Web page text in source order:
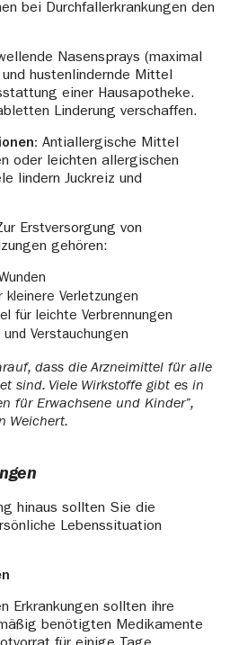
bei Durchfallerkrankungen den
Nasensprays (maximal
hustenlindernde Mittel
einer Hausapotheke.
Linderung verschaffen.
Antiallergische Mittel
oder leichten allergischen
lindern Juckreiz und
Erstversorgung von
gehören:
kleinere Verletzungen
für leichte Verbrennungen
Verstauchungen
dass die Arzneimittel für alle
sind. Viele Wirkstoffe gibt es in
für Erwachsene und Kinder”,
Weichert.
hinaus sollten Sie die
Lebenssituation
Erkrankungen sollten ihre
benötigten Medikamente